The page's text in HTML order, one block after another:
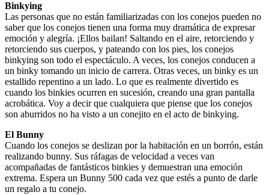
Binkying
Las personas que no están familiarizadas con los conejos pueden no
saber que los conejos tienen una forma muy dramática de expresar
emoción y alegría. ¡Ellos bailan! Saltando en el aire, retorciendo y
retorciendo sus cuerpos, y pateando con los pies, los conejos
binkying son todo el espectáculo. A veces, los conejos conducen a
un binky tomando un inicio de carrera. Otras veces, un binky es un
estallido repentino a un lado. Lo que es realmente divertido es
cuando los binkies ocurren en sucesión, creando una gran pantalla
acrobática. Voy a decir que cualquiera que piense que los conejos
son aburridos no ha visto a un conejito en el acto de binkying.
El Bunny
Cuando los conejos se deslizan por la habitación en un borrón, están
realizando bunny. Sus ráfagas de velocidad a veces van
acompañadas de fantásticos binkies y demuestran una emoción
extrema. Espera un Bunny 500 cada vez que estés a punto de darle
un regalo a tu conejo.